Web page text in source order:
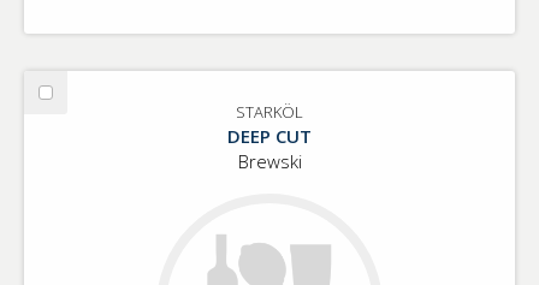
Välj
STARKÖL
DEEP CUT
Brewski